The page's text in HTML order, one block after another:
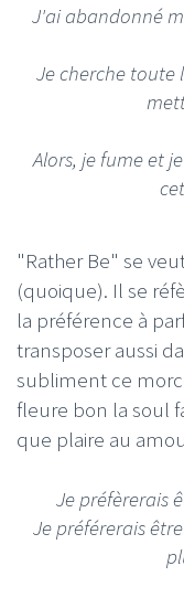
J'ai abandonné
Je cherche toute
Alors, je fume et
"Rather Be" se
(quoique). Il se
la préférence à
transposer aussi
subliment ce
fleure bon la soul
que plaire au
Je préfèrerais
Je préférerais